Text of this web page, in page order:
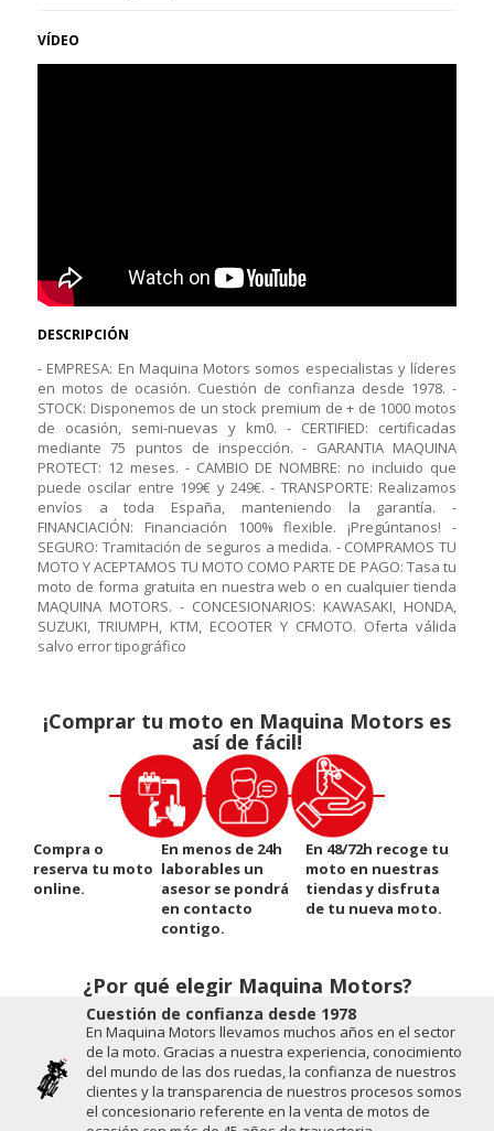
VÍDEO
DESCRIPCIÓN
- EMPRESA: En Maquina Motors somos especialistas y líderes
en motos de ocasión. Cuestión de confianza desde 1978. -
STOCK: Disponemos de un stock premium de + de 1000 motos
de ocasión, semi-nuevas y km0. - CERTIFIED: certificadas
mediante 75 puntos de inspección. - GARANTIA MAQUINA
PROTECT: 12 meses. - CAMBIO DE NOMBRE: no incluido que
puede oscilar entre 199€ y 249€. - TRANSPORTE: Realizamos
envíos a toda España, manteniendo la garantía. -
FINANCIACIÓN: Financiación 100% flexible. ¡Pregúntanos! -
SEGURO: Tramitación de seguros a medida. - COMPRAMOS TU
MOTO Y ACEPTAMOS TU MOTO COMO PARTE DE PAGO: Tasa tu
moto de forma gratuita en nuestra web o en cualquier tienda
MAQUINA MOTORS. - CONCESIONARIOS: KAWASAKI, HONDA,
SUZUKI, TRIUMPH, KTM, ECOOTER Y CFMOTO. Oferta válida
salvo error tipográfico
¡Comprar tu moto en Maquina Motors es
así de fácil!
Compra o
reserva tu moto
online.
En menos de 24h
laborables un
asesor se pondrá
en contacto
contigo.
En 48/72h recoge tu
moto en nuestras
tiendas y disfruta
de tu nueva moto.
¿Por qué elegir Maquina Motors?
Cuestión de conﬁanza desde 1978
En Maquina Motors llevamos muchos años en el sector
de la moto. Gracias a nuestra experiencia, conocimiento
del mundo de las dos ruedas, la conﬁanza de nuestros
clientes y la transparencia de nuestros procesos somos
el concesionario referente en la venta de motos de